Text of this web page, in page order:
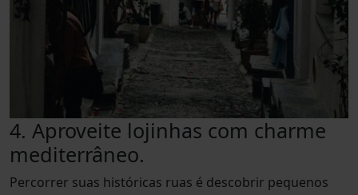
4. Aproveite lojinhas com charme
mediterrâneo.
Percorrer suas históricas ruas é descobrir pequenos